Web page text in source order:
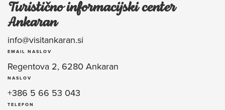
Turistično informacijski center
Ankaran
info@visitankaran.si
EMAIL NASLOV
Regentova 2, 6280 Ankaran
NASLOV
+386 5 66 53 043
TELEFON